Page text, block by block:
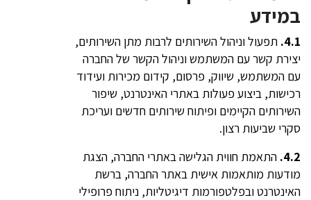
במידע
4.1. תפעול וניהול השירותים לרבות מתן השירותים,
יצירת קשר עם המשתמש וניהול הקשר של החברה
עם המשתמש, שיווק, פרסום, קידום מכירות ועידוד
רכישות, ביצוע פעולות באתרי האינטרנט, שיפור
השירותים הקיימים ופיתוח שירותים חדשים ועריכת
סקרי שביעות רצון.
4.2. התאמת חווית הגלישה באתרי החברה, הצגת
מודעות מותאמות אישית באתר החברה, ברשת
האינטרנט ובפלטפורמות דיגיטליות, ניתוח פרופילי